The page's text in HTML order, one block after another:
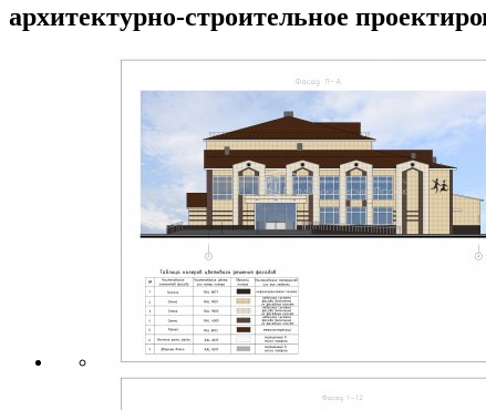
архитектурно-строительное